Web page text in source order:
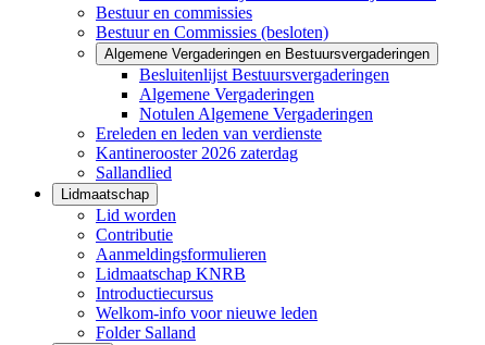
Bestuur en commissies
Bestuur en Commissies (besloten)
Algemene Vergaderingen en Bestuursvergaderingen
Besluitenlijst Bestuursvergaderingen
Algemene Vergaderingen
Notulen Algemene Vergaderingen
Ereleden en leden van verdienste
Kantinerooster 2026 zaterdag
Sallandlied
Lidmaatschap
Lid worden
Contributie
Aanmeldingsformulieren
Lidmaatschap KNRB
Introductiecursus
Welkom-info voor nieuwe leden
Folder Salland